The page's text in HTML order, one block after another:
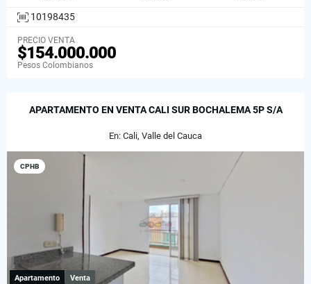
10198435
PRECIO VENTA
$154.000.000
Pesos Colombianos
APARTAMENTO EN VENTA CALI SUR BOCHALEMA 5P S/A
En: Cali, Valle del Cauca
CPHB
Apartamento Venta